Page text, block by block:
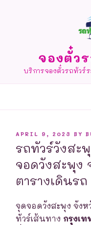
จองตั๋ว
บริการจองตั๋วรถทัวร์
POSTED
APRIL 9, 2023 BY
รถทัวร์วังสะ
จอดวังสะพุง
ตารางเดินรถ
จุดจอดวังสะพุง จังห
ทัวร์เส้นทาง กรุงเ